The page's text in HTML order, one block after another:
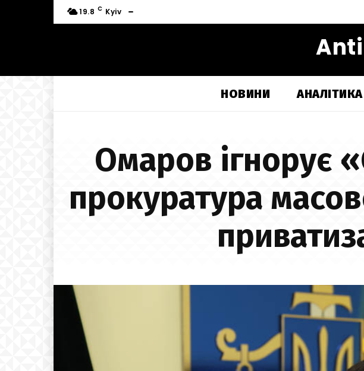
19.8 C Kyiv
НОВИНИ АНАЛІТИКА
Омаров ігнорує
прокуратура